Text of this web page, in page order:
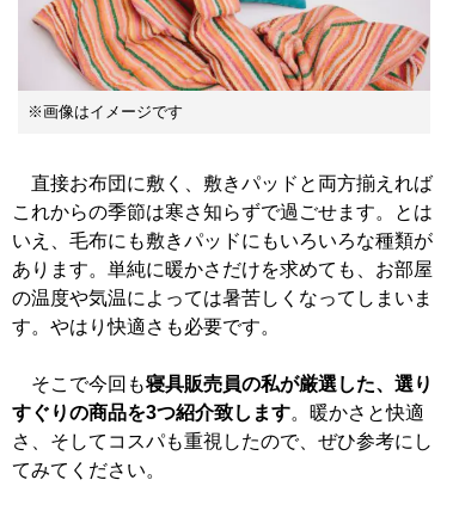
※画像はイメージです
直接お布団に敷く、敷きパッドと両方揃えれば
これからの季節は寒さ知らずで過ごせます。とは
いえ、毛布にも敷きパッドにもいろいろな種類が
あります。単純に暖かさだけを求めても、お部屋
の温度や気温によっては暑苦しくなってしまいま
す。やはり快適さも必要です。
そこで今回も寝具販売員の私が厳選した、選り
すぐりの商品を3つ紹介致します。暖かさと快適
さ、そしてコスパも重視したので、ぜひ参考にし
てみてください。